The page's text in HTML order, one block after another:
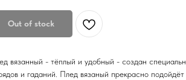
Out of stock
вязанный - тёплый и удобный - создан
и гаданий. Плед вязаный прекрасно